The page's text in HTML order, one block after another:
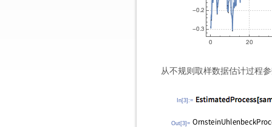
从不规则取样数据估计过程
In[3]:=
Out[3]=